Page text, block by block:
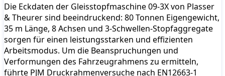
Die Eckdaten der Gleisstopfmaschine 09-3X von Plasser
& Theurer sind beeindruckend: 80 Tonnen Eigengewicht,
35 m Länge, 8 Achsen und 3-Schwellen-Stopfaggregate
sorgen für einen leistungsstarken und effizienten
Arbeitsmodus. Um die Beanspruchungen und
Verformungen des Fahrzeugrahmens zu ermitteln,
führte PJM Druckrahmenversuche nach EN12663-1